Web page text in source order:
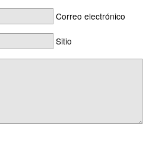
Correo electrónico
Sitio